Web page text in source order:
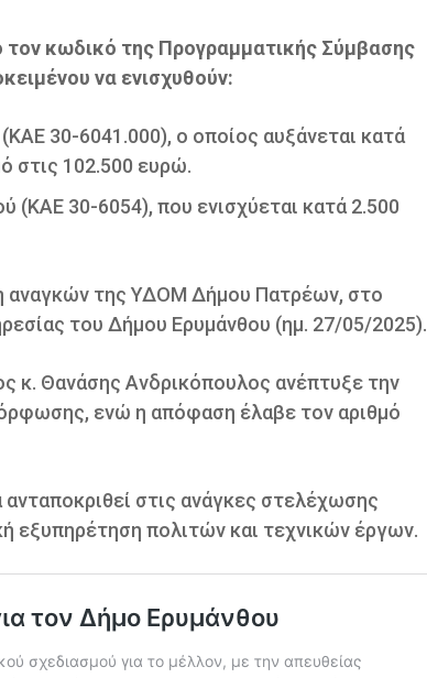
κωδικό της Προγραμματικής Σύμβασης
να ενισχυθούν:
30-6041.000), ο οποίος αυξάνεται κατά
στις 102.500 ευρώ.
30-6054), που ενισχύεται κατά 2.500
αναγκών της ΥΔΟΜ Δήμου Πατρέων, στο
του Δήμου Ερυμάνθου (ημ. 27/05/2025).
κ. Θανάσης Ανδρικόπουλος ανέπτυξε την
ενώ η απόφαση έλαβε τον αριθμό
στις ανάγκες στελέχωσης
εξυπηρέτηση πολιτών και τεχνικών έργων.